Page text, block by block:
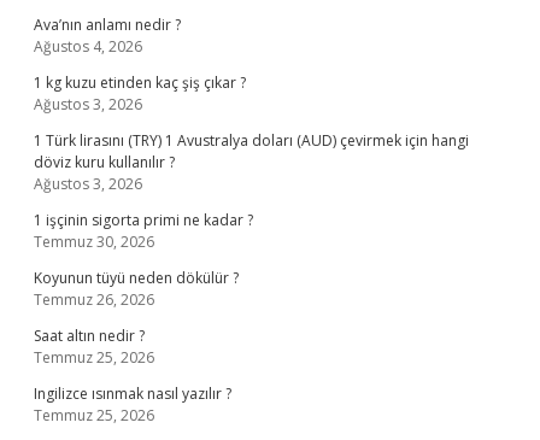
Ava’nın anlamı nedir ?
Ağustos 4, 2026
1 kg kuzu etinden kaç şiş çıkar ?
Ağustos 3, 2026
1 Türk lirasını (TRY) 1 Avustralya doları (AUD) çevirmek için hangi
döviz kuru kullanılır ?
Ağustos 3, 2026
1 işçinin sigorta primi ne kadar ?
Temmuz 30, 2026
Koyunun tüyü neden dökülür ?
Temmuz 26, 2026
Saat altın nedir ?
Temmuz 25, 2026
Ingilizce ısınmak nasıl yazılır ?
Temmuz 25, 2026